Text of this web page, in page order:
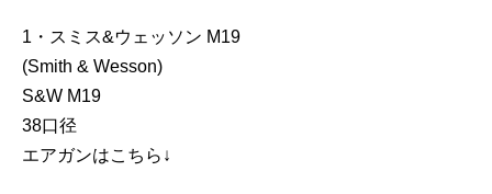
1・スミス&ウェッソン M19
(Smith & Wesson)
S&W M19
38口径
エアガンはこちら↓